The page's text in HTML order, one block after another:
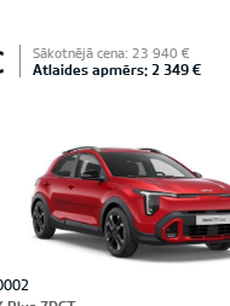
Sākotnējā cena: 23 940 €
Atlaides apmērs: 2 349 €